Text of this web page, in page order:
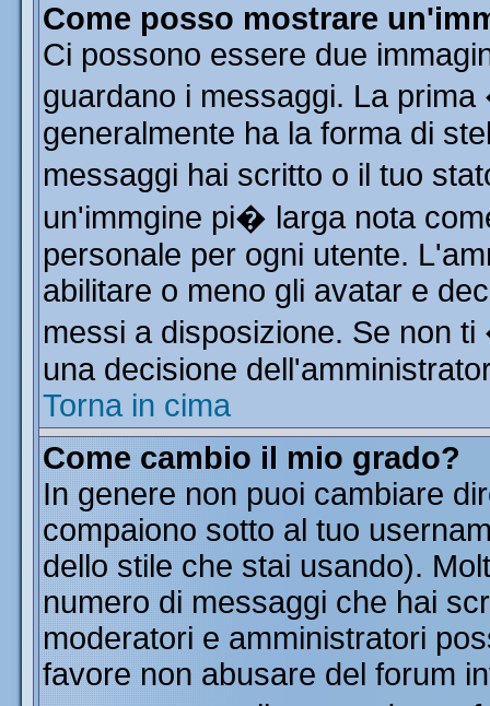
Come posso mostrare
Ci possono essere due
guardano i messaggi. La
generalmente ha la forma di
messaggi hai scritto o il tuo
un'immgine pi� larga nota
personale per ogni utente.
abilitare o meno gli avatar e
messi a disposizione. Se non
una decisione
Torna in cima
Come cambio il mio grado?
In genere non puoi cambiare
compaiono sotto al tuo
dello stile che stai usando).
numero di messaggi che hai
moderatori e amministratori
favore non abusare del forum